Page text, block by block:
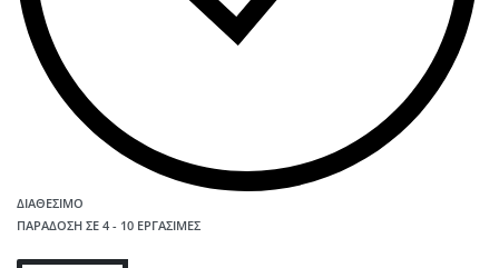
ΔΙΑΘΈΣΙΜΟ
ΠΑΡΆΔΟΣΗ ΣΕ 4 - 10 ΕΡΓΆΣΙΜΕΣ